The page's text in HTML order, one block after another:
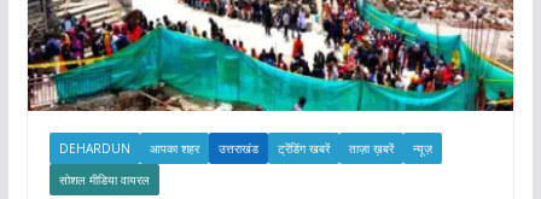
DEHARDUN आपका शहर उत्तराखंड ट्रेंडिंग खबरें ताज़ा ख़बरें
न्यूज़
सोशल मीडिया वायरल